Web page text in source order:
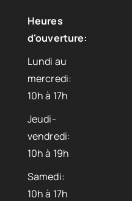
Heures
d'ouverture:
Lundi au
mercredi:
10h à 17h
Jeudi-
vendredi:
10h à 19h
Samedi:
10h à 17h